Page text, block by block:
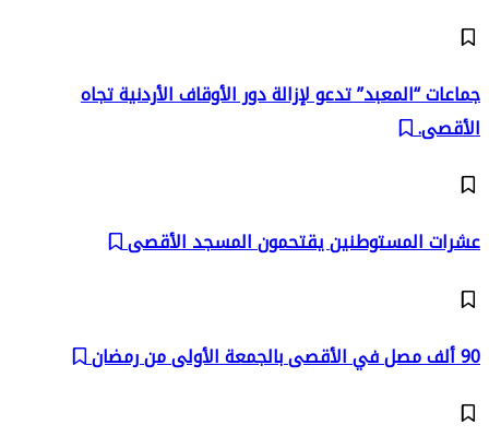
جماعات “المعبد” تدعو لإزالة دور الأوقاف الأردنية تجاه
الأقصى.
عشرات المستوطنين يقتحمون المسجد الأقصى
90 ألف مصل في الأقصى بالجمعة الأولى من رمضان